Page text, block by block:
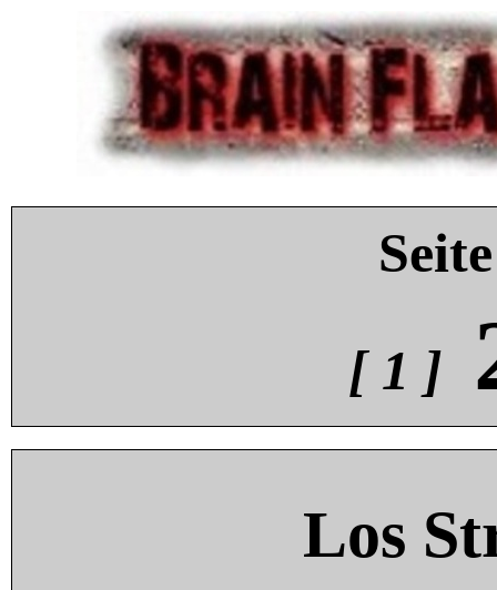
[ 1 ]
Los